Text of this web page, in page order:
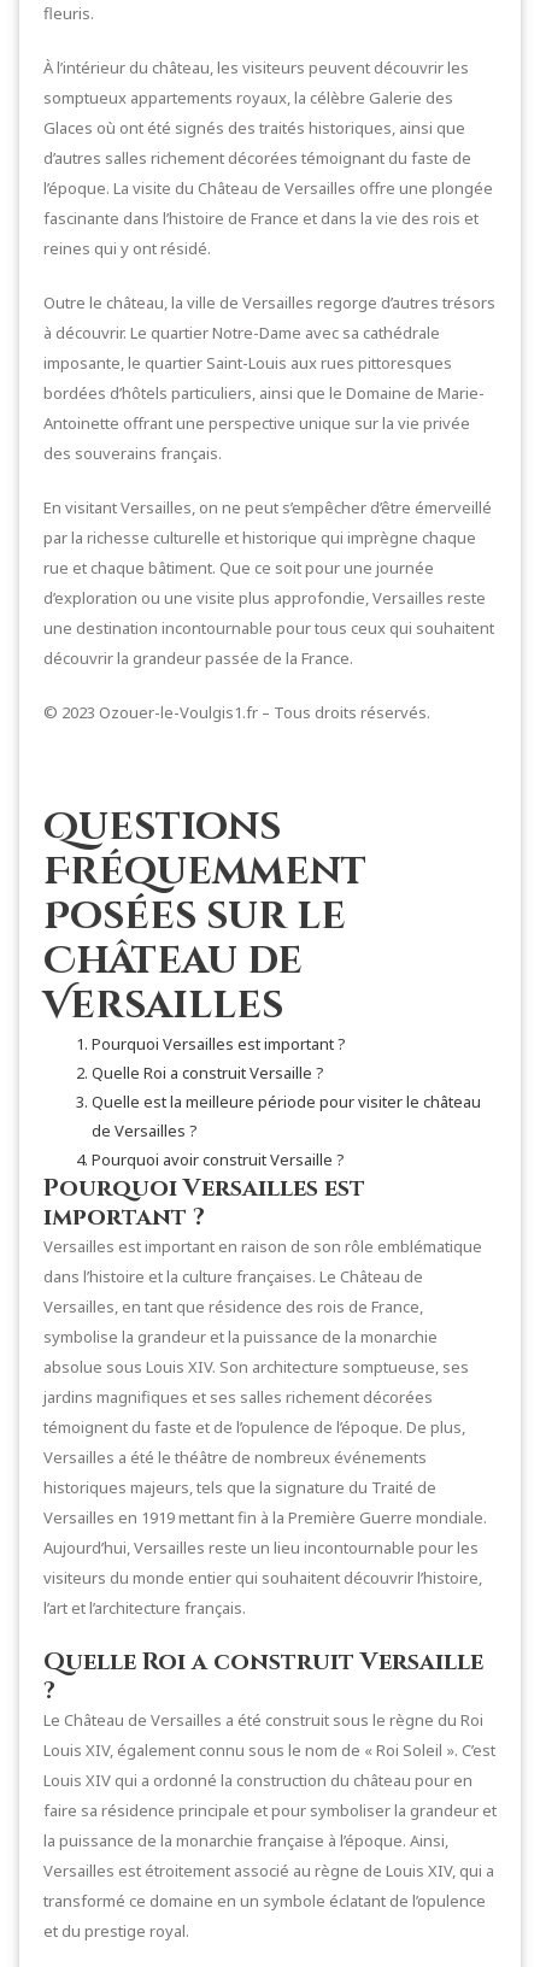
fleuris.
À l’intérieur du château, les visiteurs peuvent découvrir les
somptueux appartements royaux, la célèbre Galerie des
Glaces où ont été signés des traités historiques, ainsi que
d’autres salles richement décorées témoignant du faste de
l’époque. La visite du Château de Versailles offre une plongée
fascinante dans l’histoire de France et dans la vie des rois et
reines qui y ont résidé.
Outre le château, la ville de Versailles regorge d’autres trésors
à découvrir. Le quartier Notre-Dame avec sa cathédrale
imposante, le quartier Saint-Louis aux rues pittoresques
bordées d’hôtels particuliers, ainsi que le Domaine de Marie-
Antoinette offrant une perspective unique sur la vie privée
des souverains français.
En visitant Versailles, on ne peut s’empêcher d’être émerveillé
par la richesse culturelle et historique qui imprègne chaque
rue et chaque bâtiment. Que ce soit pour une journée
d’exploration ou une visite plus approfondie, Versailles reste
une destination incontournable pour tous ceux qui souhaitent
découvrir la grandeur passée de la France.
© 2023 Ozouer-le-Voulgis1.fr – Tous droits réservés.
Questions
Fréquemment
Posées sur le
Château de
Versailles
Pourquoi Versailles est important ?
Quelle Roi a construit Versaille ?
Quelle est la meilleure période pour visiter le château
de Versailles ?
Pourquoi avoir construit Versaille ?
Pourquoi Versailles est
important ?
Versailles est important en raison de son rôle emblématique
dans l’histoire et la culture françaises. Le Château de
Versailles, en tant que résidence des rois de France,
symbolise la grandeur et la puissance de la monarchie
absolue sous Louis XIV. Son architecture somptueuse, ses
jardins magnifiques et ses salles richement décorées
témoignent du faste et de l’opulence de l’époque. De plus,
Versailles a été le théâtre de nombreux événements
historiques majeurs, tels que la signature du Traité de
Versailles en 1919 mettant fin à la Première Guerre mondiale.
Aujourd’hui, Versailles reste un lieu incontournable pour les
visiteurs du monde entier qui souhaitent découvrir l’histoire,
l’art et l’architecture français.
Quelle Roi a construit Versaille
?
Le Château de Versailles a été construit sous le règne du Roi
Louis XIV, également connu sous le nom de « Roi Soleil ». C’est
Louis XIV qui a ordonné la construction du château pour en
faire sa résidence principale et pour symboliser la grandeur et
la puissance de la monarchie française à l’époque. Ainsi,
Versailles est étroitement associé au règne de Louis XIV, qui a
transformé ce domaine en un symbole éclatant de l’opulence
et du prestige royal.